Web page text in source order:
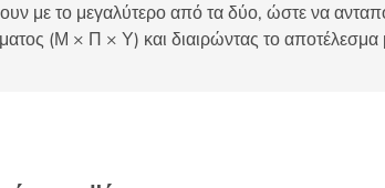
με το μεγαλύτερο από τα δύο, ώστε να
(Μ × Π × Υ) και διαιρώντας το